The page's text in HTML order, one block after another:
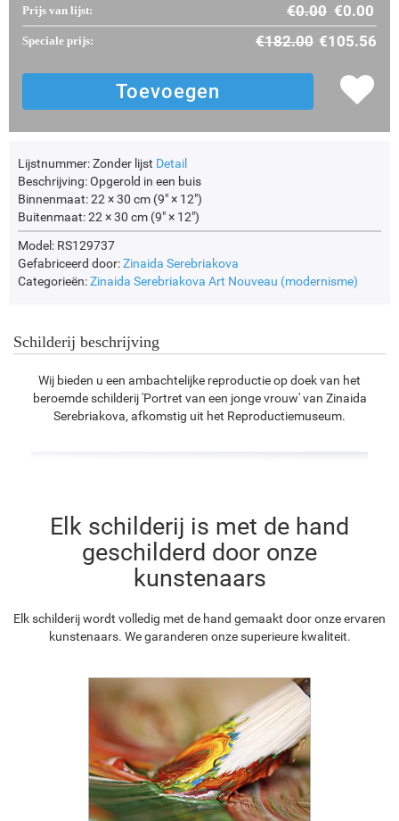
Prijs van lijst: €0.00 €0.00
Speciale prijs: €182.00 €105.56
Lijstnummer:Zonder lijst Detail
Beschrijving:Opgerold in een buis
Binnenmaat:22 × 30 cm (9" × 12")
Buitenmaat:22 × 30 cm (9" × 12")
Model: RS129737
Gefabriceerd door:Zinaida Serebriakova
Categorieën:Zinaida Serebriakova Art Nouveau (modernisme)
Schilderij beschrijving
Wij bieden u een ambachtelijke reproductie op doek van het
beroemde schilderij 'Portret van een jonge vrouw' van Zinaida
Serebriakova, afkomstig uit het Reproductiemuseum.
Elk schilderij is met de hand
geschilderd door onze
kunstenaars
Elk schilderij wordt volledig met de hand gemaakt door onze ervaren
kunstenaars. We garanderen onze superieure kwaliteit.